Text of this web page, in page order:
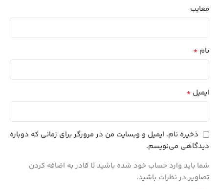
معایب
نام *
ایمیل *
ذخیره نام، ایمیل و وبسایت من در مرورگر برای زمانی که دوباره
دیدگاهی می‌نویسم.
شما باید وارد حساب خود شده باشید تا قادر به اضافه کردن
تصاویر در نظرات باشید.